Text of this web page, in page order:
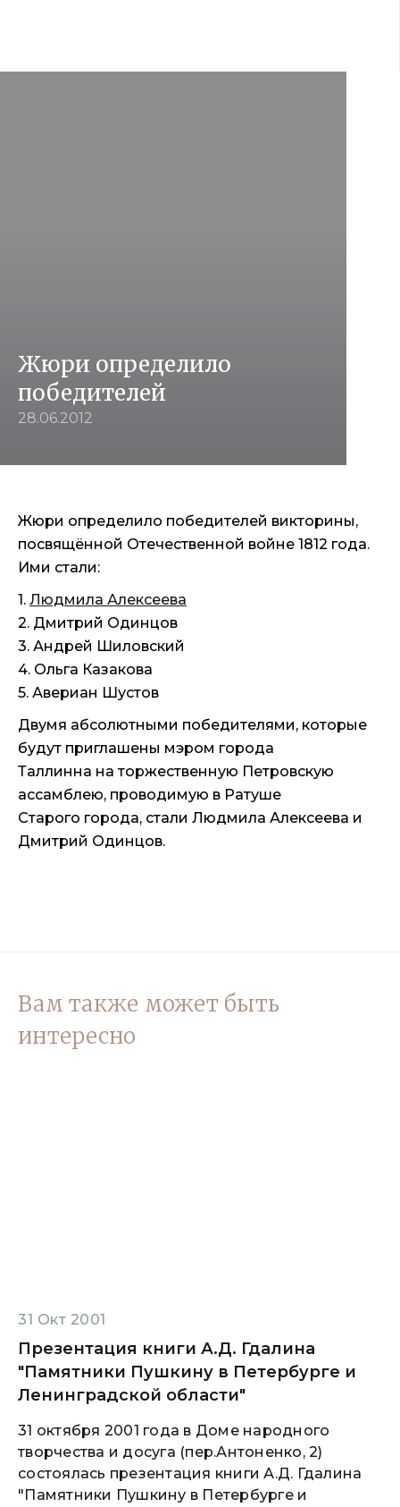
Жюри определило
победителей
28.06.2012
Жюри определило победителей викторины,
посвящённой Отечественной войне 1812 года.
Ими стали:
1. Людмила Алексеева
2. Дмитрий Одинцов
3. Андрей Шиловский
4. Ольга Казакова
5. Авериан Шустов
Двумя абсолютными победителями, которые
будут приглашены мэром города
Таллинна на торжественную Петровскую
ассамблею, проводимую в Ратуше
Старого города, стали Людмила Алексеева и
Дмитрий Одинцов.
Вам также может быть
интересно
31 Окт 2001
Презентация книги А.Д. Гдалина
"Памятники Пушкину в Петербурге и
Ленинградской области"
31 октября 2001 года в Доме народного
творчества и досуга (пер.Антоненко, 2)
состоялась презентация книги А.Д. Гдалина
"Памятники Пушкину в Петербурге и